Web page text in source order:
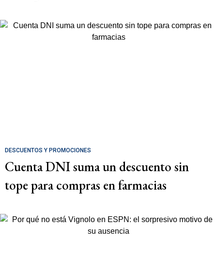
DESCUENTOS Y PROMOCIONES
Cuenta DNI suma un descuento sin
tope para compras en farmacias